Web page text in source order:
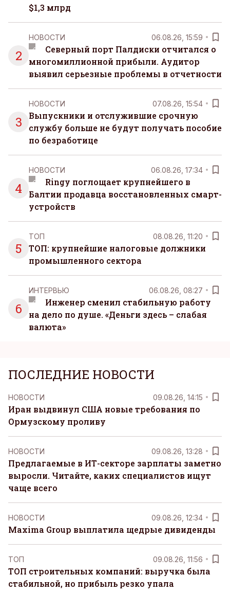
$1,3 млрд
2
НОВОСТИ 06.08.26, 15:59
Северный порт Палдиски отчитался о
многомиллионной прибыли. Аудитор
выявил серьезные проблемы в отчетности
3
НОВОСТИ 07.08.26, 15:54
Выпускники и отслужившие срочную
службу больше не будут получать пособие
по безработице
4
НОВОСТИ 06.08.26, 17:34
Ringy поглощает крупнейшего в
Балтии продавца восстановленных смарт-
устройств
5
ТОП 08.08.26, 11:20
ТОП: крупнейшие налоговые должники
промышленного сектора
6
ИНТЕРВЬЮ 06.08.26, 08:27
Инженер сменил стабильную работу
на дело по душе. «Деньги здесь – слабая
валюта»
ПОСЛЕДНИЕ НОВОСТИ
НОВОСТИ 09.08.26, 14:15
Иран выдвинул США новые требования по
Ормузскому проливу
НОВОСТИ 09.08.26, 13:28
Предлагаемые в ИТ-секторе зарплаты заметно
выросли. Читайте, каких специалистов ищут
чаще всего
НОВОСТИ 09.08.26, 12:34
Maxima Group выплатила щедрые дивиденды
ТОП 09.08.26, 11:56
ТОП строительных компаний: выручка была
стабильной, но прибыль резко упала